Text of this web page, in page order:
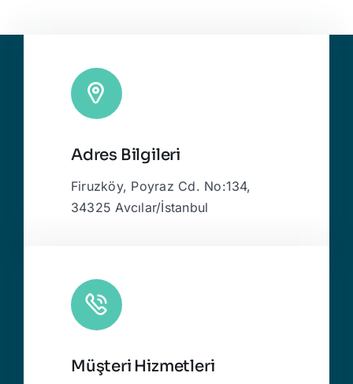
Adres Bilgileri
Firuzköy, Poyraz Cd. No:134,
34325 Avcılar/İstanbul
Müşteri Hizmetleri